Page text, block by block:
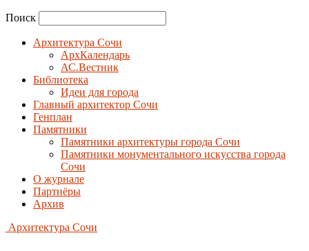
Поиск
Архитектура Сочи
АрхКалендарь
АС.Вестник
Библиотека
Идеи для города
Главный архитектор Сочи
Генплан
Памятники
Памятники архитектуры города Сочи
Памятники монументального искусства города
Сочи
О журнале
Партнёры
Архив
Архитектура Сочи